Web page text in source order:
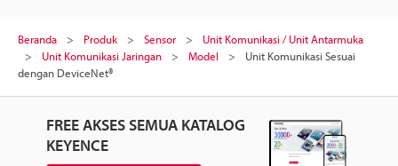
Beranda Produk Sensor
Unit Komunikasi / Unit Antarmuka
Unit Komunikasi Jaringan
Model
Unit Komunikasi Sesuai
dengan DeviceNet®
FREE AKSES SEMUA KATALOG
KEYENCE